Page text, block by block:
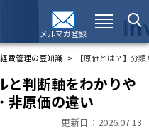
メルマガ登録
費管理の豆知識 【原価とは？】分
と判断軸をわかりや
非原価の違い
更新日：2026.07.13